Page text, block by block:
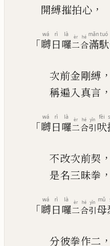
開縛摧拍心 ，
「嚩
wá
日
rì
囉
là
二
èr
合
hé
滿
mǎn
馱
tuó
次前金剛縛 ，
稱遍入真言 ，
「嚩
wá
日
rì
囉
là
二
èr
合
hé
引
yǐn
吠
fèi
不改次前契 ，
是名三昧拳 ，
「嚩
wá
日
rì
囉
là
二
èr
合
hé
引
yǐn
母
mǔ
分彼拳作二 ，